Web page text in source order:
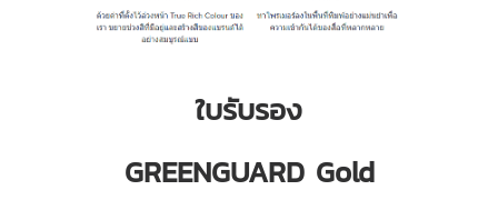
ใบรับรอง
GREENGUARD Gold